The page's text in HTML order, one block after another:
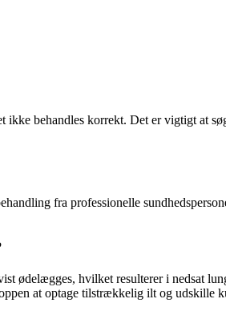
behandles korrekt. Det er vigtigt at
fra professionelle
ødelægges, hvilket resulterer i nedsat
at optage tilstrækkelig ilt og udskille